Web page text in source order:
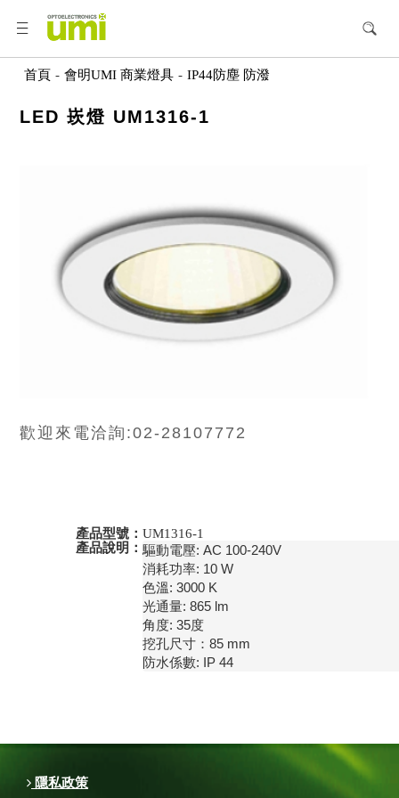
首頁 - 會明UMI 商業燈具 - IP44防塵 防潑
LED 崁燈 UM1316-1
歡迎來電洽詢:02-28107772
產品型號： UM1316-1
產品說明： 驅動電壓: AC 100-240V
消耗功率: 10 W
色溫: 3000 K
光通量: 865 lm
角度: 35度
挖孔尺寸：85 mm
防水係數: IP 44
隱私政策